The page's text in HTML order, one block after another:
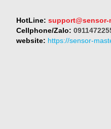
HotLine: support@sensor-
Cellphone/Zalo:
website: https://sensor-